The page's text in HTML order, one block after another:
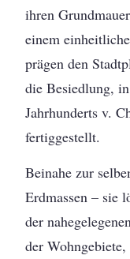
ihren
einem
prägen den
die Besiedlung,
Jahrhunderts v.
fertiggestellt.
Beinahe zur
Erdmassen – sie
der
der